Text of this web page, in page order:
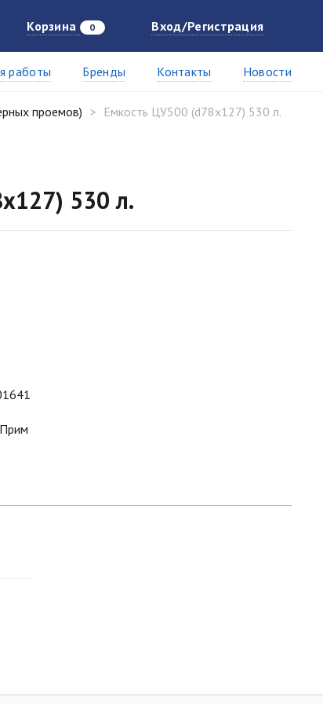
Корзина 0 Вход/Регистрация
работы Бренды Контакты Новости
проемов) Емкость ЦУ500 (d78х127) 530 л.
530 л.